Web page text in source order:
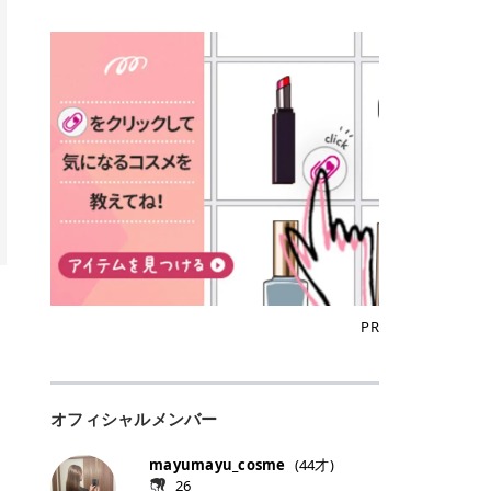
アとしても活用できます。 トナーパ
ッドの選び方 トナーパッドは、配合
成分やパッドの素材によって特徴が
異なります。 自分の肌悩みや理想の
仕上がりに合わせて選ぶことで、毎
日のスキンケアに取り入れやすくな
ります。 肌悩みに合わせて選ぶ パ
ッドの素材で選ぶ トナーパッドの使
い方 洗顔後すぐの清潔な肌に使用し
ます。 STEP1 エンボス面（凹凸
面）で顔全体をやさしく拭き取りま
す。 特に小鼻・あご・額など皮脂や
古い角質が気になる部分は丁寧にな
じませましょう。 STEP2 パッドを
裏返し、フラット面で顔全体をやさ
しく押さえながら化粧水をなじませ
キンケアを行います。 乾燥が気にな
パックとして使用するのもおすすめ
こからは、保湿ケアや肌荒れケア、
毛穴ケアなど目的別におすすめのト
するまでの期間や必要な施術回数が
大きな違いとして挙げられます！ 医
療脱毛は、医療機関（クリニックや
皮膚科など）だけで扱える高出力の
レーザーを使って、発毛組織にアプ
ローチする施術といわれています。
そのため、少ない回数で永久脱毛
（※）を目指すことができます。
（※永久脱毛とは一生毛が1本も生
えてこないという意味ではなく、ア
メリカの基準に基づき「長期間にわ
たって毛量が明らかに減少している
状態が維持されること」を指しま
のがメリットですが、毛根を破壊す
ます。 なお、医療脱毛は保険がきか
ない自由診療なので、クリニックに
います。だからこそ、しっかり比較
すい ラシャ メディオスターNeXT P
RO ジェントルYAGプロ 公式サイト
> ※医療脱毛は自由診療です。治療
には赤み、痒み、火傷、毛嚢炎、一
時的な硬毛化などのリスクが伴いま
す。 目次▼ 1. エミナルクリニック
の魅力とは？選ばれる3つの特徴 ・
最短6か月からの脱毛プランが選べ
る！ ・全国60院以上＆21時まで営
業！ ・痛みに配慮した医療脱毛器の
導入と肌トラブル対応 2. エミナル
クリニックの口コミ・評判 3. エミ
ナルクリニックの全身脱毛料金プラ
・追加費用がかからないシステム ・
リニックのお得な割引・キャンペー
で割引 ・ペア限定プラン｜家族や友
人と一緒にスタートできる ・他社か
ような血色感を演出するヌーディー
ピンク。 黄みと青みのバランスが良
く、自然になじむコーラル系カラー
です。 自然な血色感をプラスしてく
れるので、ナチュラルメイクとの相
性抜群。 可愛らしく、多幸感のある
印象に仕上がります。 ワインベリー
｜気品をまとうローズレッド 深みの
ある青みレッド。 大人っぽく華やか
な印象を与えるベリーカラーです。
ひと塗りで顔全体が華やかになり、
リップを主役にしたメイクが完成。
クールで上品な雰囲気を演出できま
ニュートラルな発色で、肌色を選び
落ち着いた印象に仕上がり、オン・
いめメイクにもカジュアルメイクに
もマッチします。 ラズベリーケーキ
ーグロスが広がり、ふっくらボリュ
フティングしたような、新しいリッ
プティンググロス💄 実際に使用した
方のクチコミ > 5 > プルプル > 唇に
塗るPDRNグロス > > AMUSE ジェ
ルフィットグロス > > ぷっくりツヤ
ツヤだけどベタっとした感じはなく
て使いやすいですね。プランピング
効果で少しスーッとします。ここは
好き嫌いがあるかもしれませんが慣
チップは片面がツルツル、片面がモ
ケモケになってます。 > > 桜グロス
【日本限定色】：上品なピンクベー
も上品で使いやすい色ですね。すも
いるので華やかそうに見えるけど、
> > スキンケア成分が配合されてい
て保湿もしっかりしてくれます。最
も、＠cosmeも、いつものコスメ購
入を“ちょっとお得”に変えられるの
が、トラミーリワードです✨ 今回
は、トラミーリワードの特徴や活用
方法、美容好きさんにおすすめな理
由を詳しくご紹介します！ トラミー
リワードとは？ 「トラミーリワー
ド」は、東証グロース上場企業であ
る株式会社アイズが運営する、安
心・安全なポイントサイト機能で
す。 トラミーリワードは、トラミー
会員向けのポイントサービスです。
対象ショップやサービスを利用する
ことでポイントを獲得でき、貯まっ
たポイントはAmazonギフト券やド
ットマネーなどに交換できます。 普
イ活初心者でも始めやすいのが魅力
段よく使っているコスメ通販サイト
けでポイントが貯まるのが大きな魅
力です✨ 例えば、、、 ・メガ割の
PR
オフィシャルメンバー
mayumayu_cosme (44才)
26